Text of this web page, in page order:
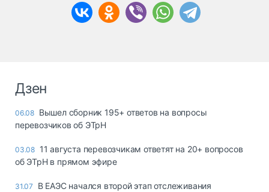
Дзен
06.08 Вышел сборник 195+ ответов на вопросы
перевозчиков об ЭТрН
03.08 11 августа перевозчикам ответят на 20+ вопросов
об ЭТрН в прямом эфире
31.07
В ЕАЭС начался второй этап отслеживания